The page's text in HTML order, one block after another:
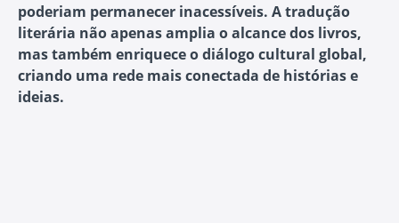
poderiam permanecer inacessíveis. A tradução
literária não apenas amplia o alcance dos livros,
mas também enriquece o diálogo cultural global,
criando uma rede mais conectada de histórias e
ideias.